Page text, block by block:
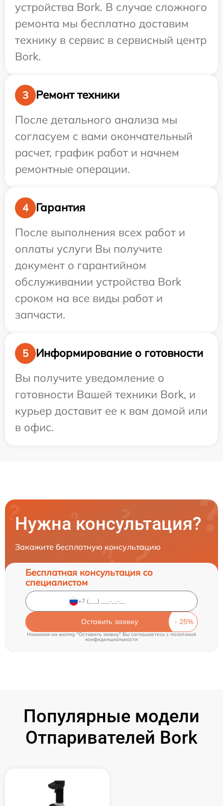
устройства Bork. В случае сложного
ремонта мы бесплатно доставим
технику в сервис в сервисный центр
Bork.
3
Ремонт техники
После детального анализа мы
согласуем с вами окончательный
расчет, график работ и начнем
ремонтные операции.
4
Гарантия
После выполнения всех работ и
оплаты услуги Вы получите
документ о гарантийном
обслуживании устройства Bork
сроком на все виды работ и
запчасти.
5
Информирование о готовности
Вы получите уведомление о
готовности Вашей техники Bork, и
курьер доставит ее к вам домой или
в офис.
Нужна консультация?
Закажите бесплатную консультацию
Бесплатная консультация со
специалистом
Оставить заявку
Нажимая на кнопку "Оставить заявку" Вы соглашаетесь cполитикой
конфиденциальности
Популярные модели
Отпаривателей Bork